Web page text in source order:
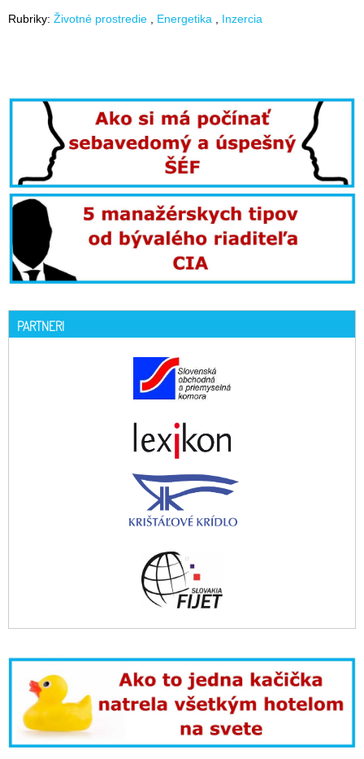
Rubriky: Životné prostredie Energetika Inzercia
PARTNERI